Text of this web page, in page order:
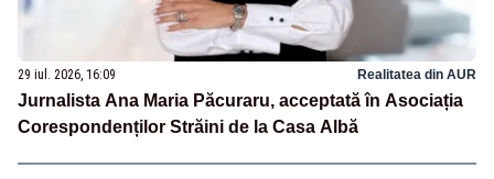
29 iul. 2026, 16:09 Realitatea din AUR
Jurnalista Ana Maria Păcuraru, acceptată în Asociația
Corespondenților Străini de la Casa Albă